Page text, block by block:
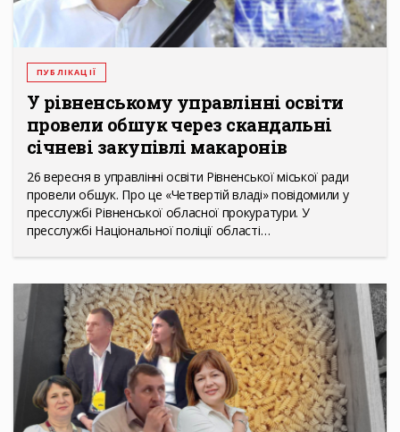
ПУБЛІКАЦІЇ
У рівненському управлінні освіти
провели обшук через скандальні
січневі закупівлі макаронів
26 вересня в управлінні освіти Рівненської міської ради
провели обшук. Про це «Четвертій владі» повідомили у
пресслужбі Рівненської обласної прокуратури. У
пресслужбі Національної поліції області…